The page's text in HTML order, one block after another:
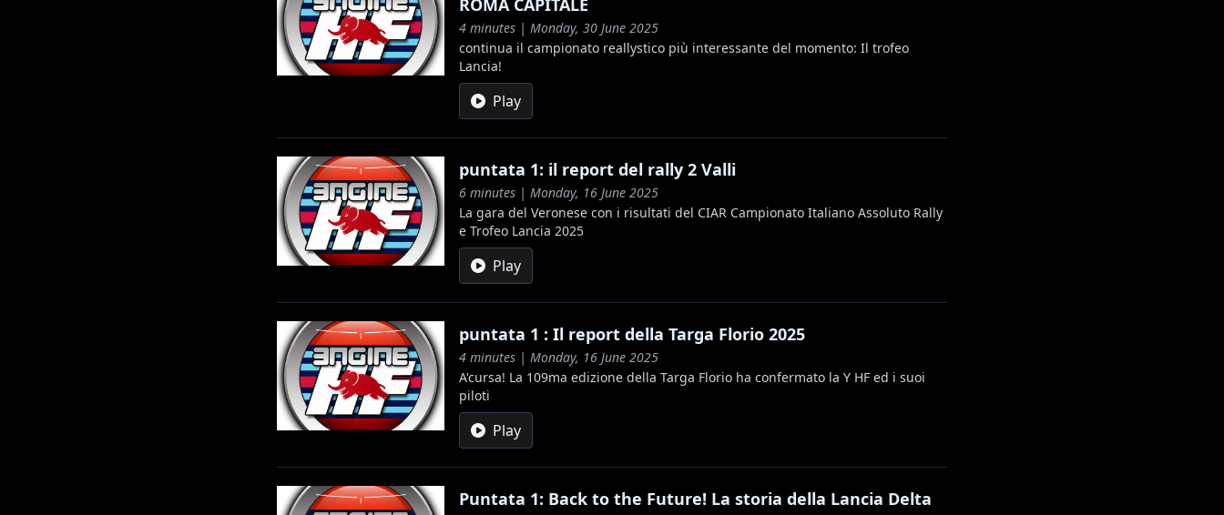
ROMA CAPITALE
4 minutes | Monday, 30 June 2025
continua il campionato reallystico più interessante del momento: Il trofeo
Lancia!
Play
puntata 1: il report del rally 2 Valli
6 minutes | Monday, 16 June 2025
La gara del Veronese con i risultati del CIAR Campionato Italiano Assoluto Rally
e Trofeo Lancia 2025
Play
puntata 1 : Il report della Targa Florio 2025
4 minutes | Monday, 16 June 2025
A'cursa! La 109ma edizione della Targa Florio ha confermato la Y HF ed i suoi
piloti
Play
Puntata 1: Back to the Future! La storia della Lancia Delta